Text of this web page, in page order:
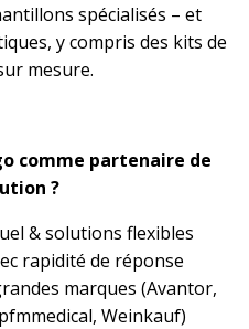
spécialisés – et
y compris des kits de
mesure.
comme partenaire de
?
& solutions flexibles
rapidité de réponse
marques (Avantor,
Weinkauf)